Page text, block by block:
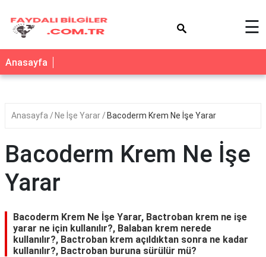
☰
Anasayfa
Anasayfa Ne İşe Yarar Bacoderm Krem Ne İşe Yarar
Bacoderm Krem Ne İşe
Yarar
Bacoderm Krem Ne İşe Yarar, Bactroban krem ne işe
yarar ne için kullanılır?, Balaban krem nerede
kullanılır?, Bactroban krem açıldıktan sonra ne kadar
kullanılır?, Bactroban buruna sürülür mü?